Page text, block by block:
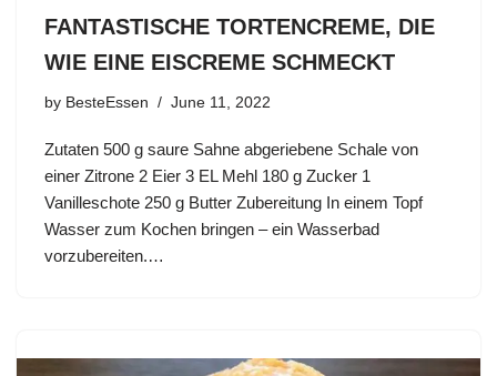
FANTASTISCHE TORTENCREME, DIE
WIE EINE EISCREME SCHMECKT
by BesteEssen June 11, 2022
Zutaten 500 g saure Sahne abgeriebene Schale von
einer Zitrone 2 Eier 3 EL Mehl 180 g Zucker 1
Vanilleschote 250 g Butter Zubereitung In einem Topf
Wasser zum Kochen bringen – ein Wasserbad
vorzubereiten.…